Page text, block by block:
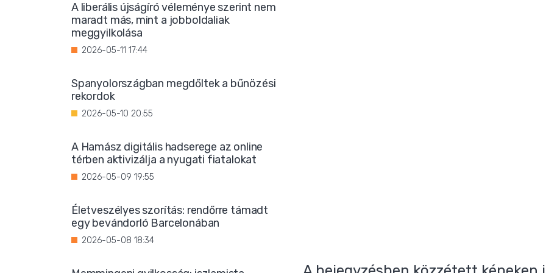
A liberális újságíró véleménye szerint nem
maradt más, mint a jobboldaliak
meggyilkolása
2026-05-11 17:44
Spanyolországban megdőltek a bűnözési
rekordok
2026-05-10 20:55
A Hamász digitális hadserege az online
térben aktivizálja a nyugati fiatalokat
2026-05-09 19:55
Életveszélyes szorítás: rendőrre támadt
egy bevándorló Barcelonában
2026-05-08 18:34